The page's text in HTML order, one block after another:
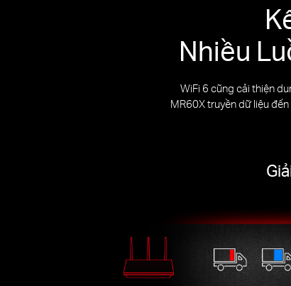
Nhiều
WiFi 6 cũng cải thiện
MR60X truyền dữ liệu